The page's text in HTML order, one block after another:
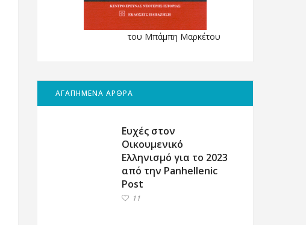
του Μπάμπη Μαρκέτου
ΑΓΑΠΗΜΕΝΑ ΑΡΘΡΑ
Ευχές στον
Οικουμενικό
Ελληνισμό για το 2023
από την Panhellenic
Post
11